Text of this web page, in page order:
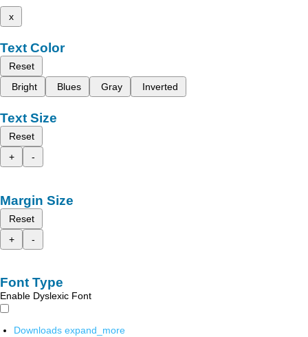
x
Text Color
Reset
Bright
Blues Gray Inverted
Text Size
Reset
+
-
Margin Size
Reset
+
-
Font Type
Enable Dyslexic Font
Downloads expand_more